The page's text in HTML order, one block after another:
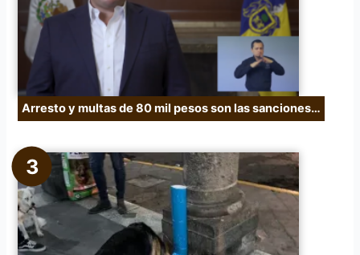
Arresto y multas de 80 mil pesos son las sanciones…